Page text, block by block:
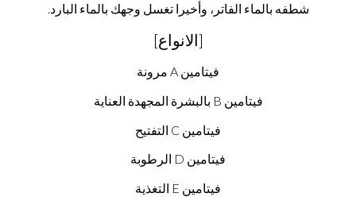
شطفه بالماء الفاتر، وأخيرا تغسل وجهك بالماء البارد.
[الانواع]
فيتامين A مرونة
فيتامين B بالبشرة المجهدة العناية
فيتامين C التفتيح
فيتامين D الرطوبة
فيتامين E التغذية